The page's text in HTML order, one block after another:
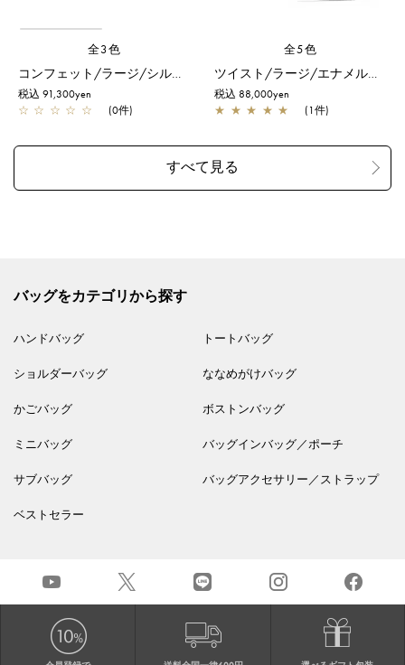
全3色
コンフェット/ラージ/シルバーゴールド
税込 91,300yen
☆ ☆ ☆ ☆ ☆ (0件)
全5色
ツイスト/ラージ/エナメルブラック
税込 88,000yen
★ ★ ★ ★ ★ (1件)
バッグをカテゴリから探す
ハンドバッグ トートバッグ
ショルダーバッグ ななめがけバッグ
かごバッグ ボストンバッグ
ミニバッグ バッグインバッグ／ポーチ
サブバッグ バッグアクセサリー／ストラップ
ベストセラー